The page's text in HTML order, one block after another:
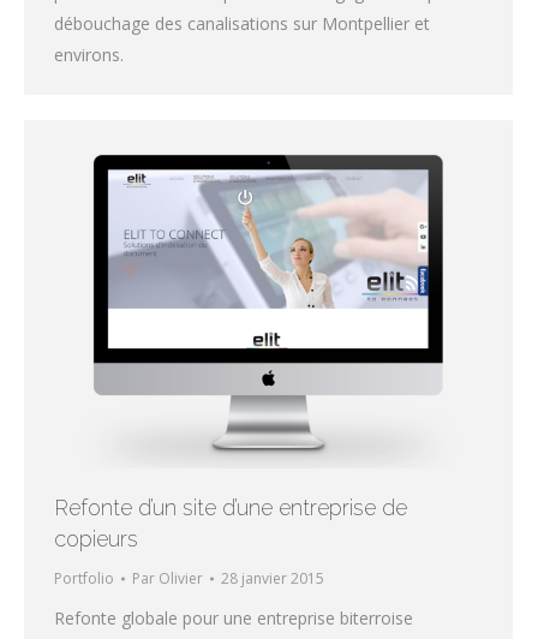
débouchage des canalisations sur Montpellier et
environs.
Refonte d’un site d’une entreprise de
copieurs
Portfolio Par Olivier 28 janvier 2015
Refonte globale pour une entreprise biterroise